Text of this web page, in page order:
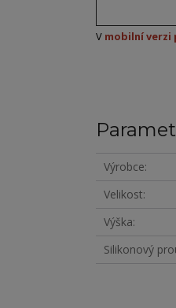
V mobilní verzi
Výrobce
Velikost
Výška
Silikonový